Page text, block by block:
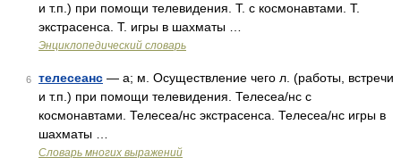
и т.п.) при помощи телевидения. Т. с космонавтами. Т.
экстрасенса. Т. игры в шахматы …
Энциклопедический словарь
6 телесеанс — а; м. Осуществление чего л. (работы, встречи
и т.п.) при помощи телевидения. Телесеа/нс с
космонавтами. Телесеа/нс экстрасенса. Телесеа/нс игры в
шахматы …
Словарь многих выражений